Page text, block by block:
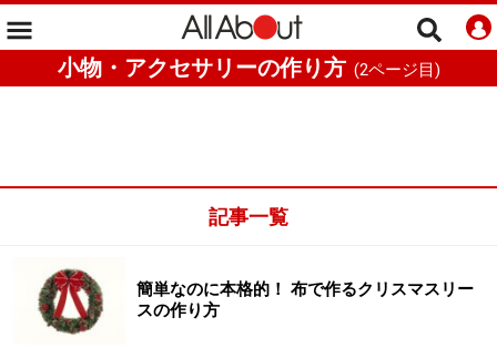
小物・アクセサリーの作り方 (2ページ目)
記事一覧
簡単なのに本格的！ 布で作るクリスマスリー
スの作り方